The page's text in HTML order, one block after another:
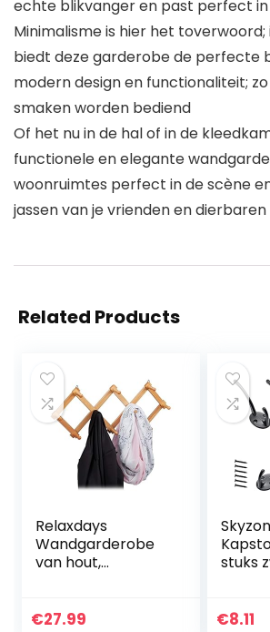
echte blikvanger en past perfect in
Minimalisme is hier het toverwoord;
biedt deze garderobe de perfecte
modern design en functionaliteit;
smaken worden bediend
Of het nu in de hal of in de
functionele en elegante
woonruimtes perfect in de scène
jassen van je vrienden en
Related Products
Relaxdays
Wandgarderobe
van hout,
kledinghaken,
€27.99
stuks
€8.11